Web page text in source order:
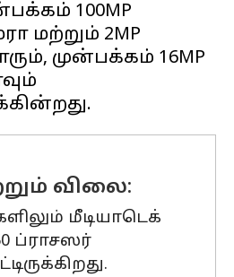
100MP
மற்றும் 2MP
முன்பக்கம் 16MP
விலை:
மீடியாடெக்
ப்ராசஸர்